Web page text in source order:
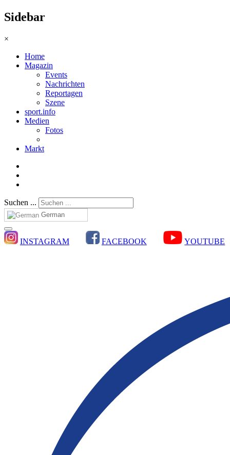
Sidebar
×
Home
Magazin
Events
Nachrichten
Reportagen
Szene
sport.info
Medien
Fotos
Markt
Suchen ...
German
INSTAGRAM FACEBOOK YOUTUBE